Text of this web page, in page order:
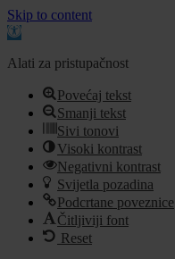
Skip to content
Open
Alati za pristupačnost
Povećaj tekst
Smanji tekst
Sivi tonovi
Visoki kontrast
Negativni kontrast
Svijetla pozadina
Podcrtane poveznice
Čitljiviji font
Reset